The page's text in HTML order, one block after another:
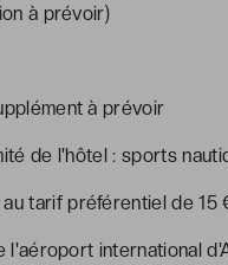
à prévoir)
à prévoir
de l'hôtel : sports
tarif préférentiel de
international